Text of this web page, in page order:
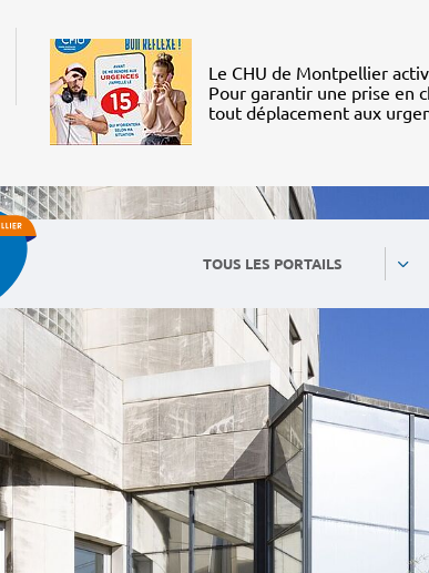
Le CHU de Montpellier
Pour garantir une prise en
tout déplacement aux
TOUS LES PORTAILS